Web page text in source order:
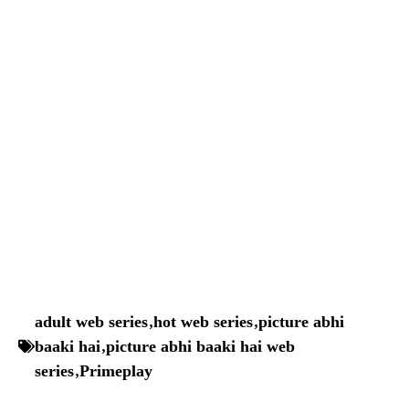
adult web series,hot web series,picture abhi
baaki hai,picture abhi baaki hai web
series,Primeplay